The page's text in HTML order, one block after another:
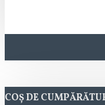
COȘ DE